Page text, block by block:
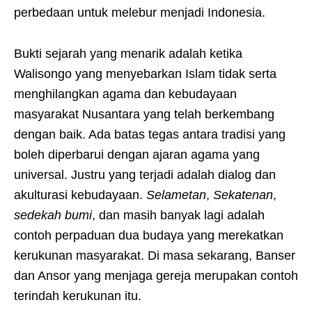
perbedaan untuk melebur menjadi Indonesia.
Bukti sejarah yang menarik adalah ketika
Walisongo yang menyebarkan Islam tidak serta
menghilangkan agama dan kebudayaan
masyarakat Nusantara yang telah berkembang
dengan baik. Ada batas tegas antara tradisi yang
boleh diperbarui dengan ajaran agama yang
universal. Justru yang terjadi adalah dialog dan
akulturasi kebudayaan. Selametan, Sekatenan,
sedekah bumi, dan masih banyak lagi adalah
contoh perpaduan dua budaya yang merekatkan
kerukunan masyarakat. Di masa sekarang, Banser
dan Ansor yang menjaga gereja merupakan contoh
terindah kerukunan itu.